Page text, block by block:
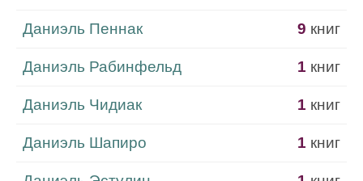
Даниэль Пеннак 9 книг
Даниэль Рабинфельд 1 книг
Даниэль Чидиак 1 книг
Даниэль Шапиро 1 книг